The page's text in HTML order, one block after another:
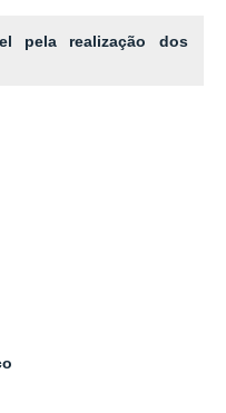
realização dos